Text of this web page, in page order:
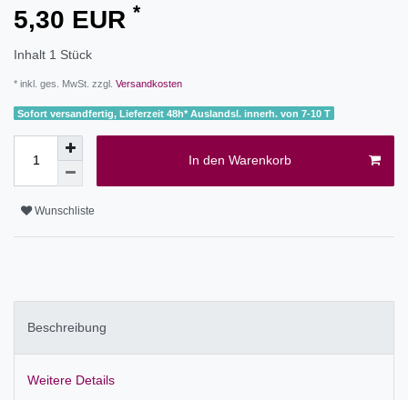
5,30 EUR *
Inhalt 1 Stück
* inkl. ges. MwSt. zzgl. Versandkosten
Sofort versandfertig, Lieferzeit 48h* Auslandsl. innerh. von 7-10 T
In den Warenkorb
Wunschliste
Beschreibung
Weitere Details